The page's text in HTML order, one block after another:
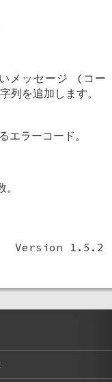
いメッセージ (コー
列を追加します。
エラーコード。
Version 1.5.2